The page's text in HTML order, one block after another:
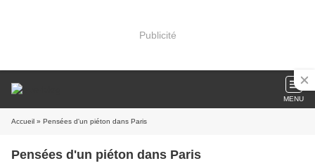
Publicité
MENU
Accueil » Pensées d'un piéton dans Paris
Pensées d'un piéton dans Paris